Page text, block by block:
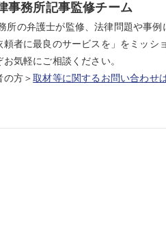
事務所記事監修チーム
所の弁護士が監修、法律問題や事
頼者に最良のサービスを」をミッ
気軽にご相談ください。
の方＞取材等に関するお問い合わせ